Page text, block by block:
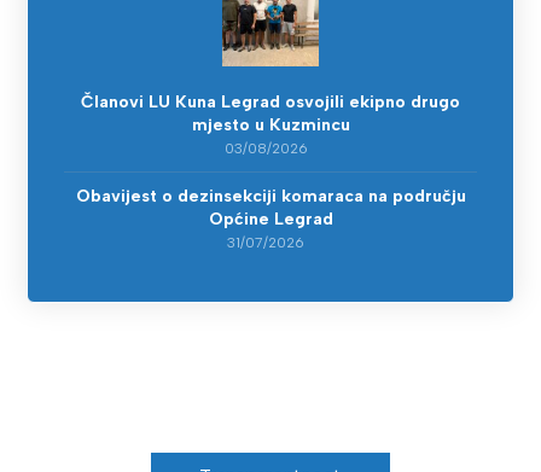
Članovi LU Kuna Legrad osvojili ekipno drugo
mjesto u Kuzmincu
03/08/2026
Obavijest o dezinsekciji komaraca na području
Općine Legrad
31/07/2026